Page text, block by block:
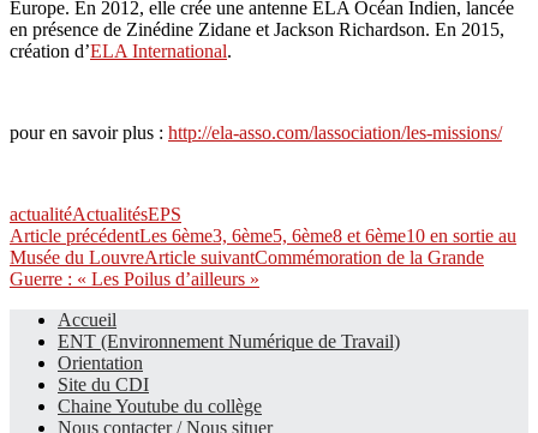
Europe. En 2012, elle crée une antenne ELA Océan Indien, lancée
en présence de Zinédine Zidane et Jackson Richardson. En 2015,
création d’ELA International.
pour en savoir plus : http://ela-asso.com/lassociation/les-missions/
actualitéActualitésEPS
Navigation
des
Article précédentLes 6ème3, 6ème5, 6ème8 et 6ème10 en sortie au
Musée du LouvreArticle suivantCommémoration de la Grande
Guerre : « Les Poilus d’ailleurs »
Le site du collège
Accueil
ENT (Environnement Numérique de Travail)
Orientation
Site du CDI
Chaine Youtube du collège
Nous contacter / Nous situer